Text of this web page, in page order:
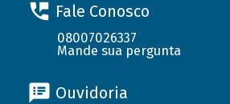
Fale Conosco
08007026337
Mande sua pergunta
Ouvidoria